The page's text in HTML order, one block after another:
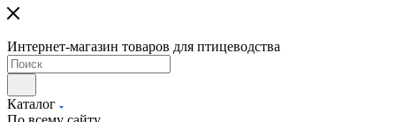
Интернет-магазин товаров для птицеводства
Каталог